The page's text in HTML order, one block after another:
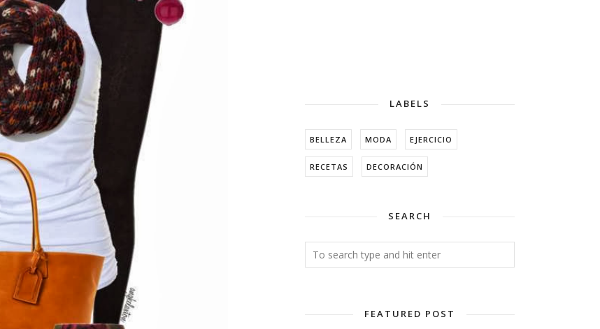
LABELS
BELLEZA MODA EJERCICIO
RECETAS DECORACIÓN
SEARCH
FEATURED POST